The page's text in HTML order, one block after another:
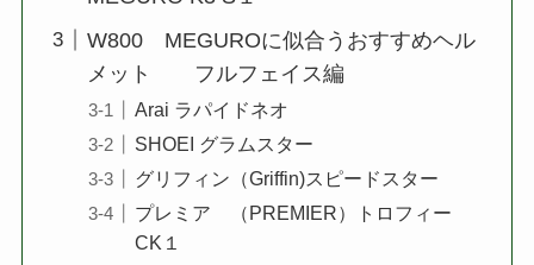
W800 MEGUROに似合うおすすめヘル
メット フルフェイス編
Arai ラパイドネオ
SHOEI グラムスター
グリフィン（Griffin)スピードスター
プレミア （PREMIER）トロフィー
CK１